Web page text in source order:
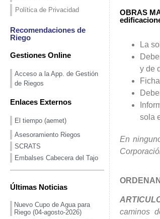
Política de Privacidad
Recomendaciones de
Riego
Gestiones Online
Acceso a la App. de Gestión
de Riegos
Enlaces Externos
El tiempo (aemet)
Asesoramiento Riegos
SCRATS
Embalses Cabecera del Tajo
Últimas Noticias
Nuevo Cupo de Agua para
Riego (04-agosto-2026)
OBRAS
La
y de
sola
En
caminos